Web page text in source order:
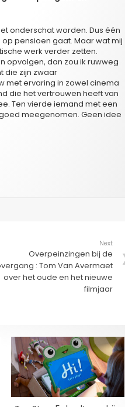
onderschat worden. Dus één
pensioen gaat. Maar wat mij
werk verder zetten.
opvolgen, dan zou ik ruwweg
die zijn zwaar
met ervaring in zowel cinema
die het vertrouwen heeft van
Ten vierde iemand met een
meegenomen. Geen idee
Next
Overpeinzingen bij de
: Tom Van Avermaet
over het oude en het nieuwe
filmjaar